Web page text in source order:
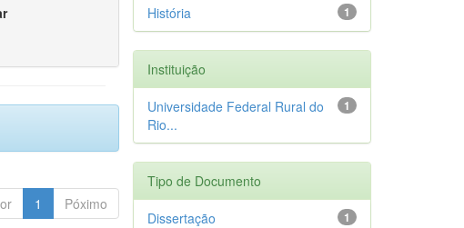
1 Póximo
1
História
Instituição
1
Universidade Federal Rural do
Rio...
Tipo de Documento
1
Dissertação